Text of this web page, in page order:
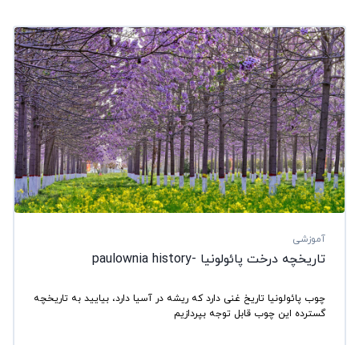
آموزشی
تاریخچه درخت پائولونیا -paulownia history
چوب پائولونیا تاریخ غنی دارد که ریشه در آسیا دارد، بیایید به تاریخچه
گسترده این چوب قابل توجه بپردازیم